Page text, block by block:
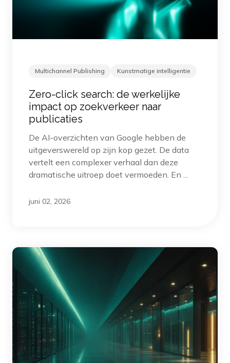
Multichannel Publishing Kunstmatige intelligentie
Zero-click search: de werkelijke
impact op zoekverkeer naar
publicaties
De AI-overzichten van Google hebben de
uitgeverswereld op zijn kop gezet. De data
vertelt een complexer verhaal dan deze
dramatische uitroep doet vermoeden. En ...
juni 02, 2026